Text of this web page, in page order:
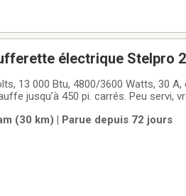
électrique Stelpro
13 000 Btu, 4800/3600 Watts, 30
Peu servi, vraiment comme neuf.Prix: 99. $ (valeur de 239.95$ avant les
(30 km) | Parue depuis 72 jours